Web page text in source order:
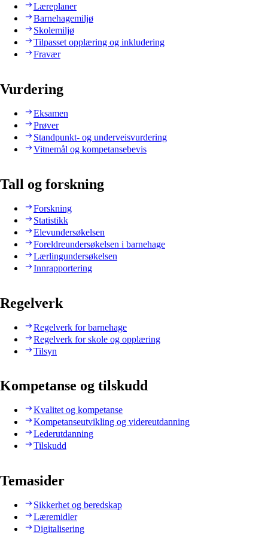
Læreplaner
Barnehagemiljø
Skolemiljø
Tilpasset opplæring og inkludering
Fravær
Vurdering
Eksamen
Prøver
Standpunkt- og underveisvurdering
Vitnemål og kompetansebevis
Tall og forskning
Forskning
Statistikk
Elevundersøkelsen
Foreldreundersøkelsen i barnehage
Lærlingundersøkelsen
Innrapportering
Regelverk
Regelverk for barnehage
Regelverk for skole og opplæring
Tilsyn
Kompetanse og tilskudd
Kvalitet og kompetanse
Kompetanseutvikling og videreutdanning
Lederutdanning
Tilskudd
Temasider
Sikkerhet og beredskap
Læremidler
Digitalisering